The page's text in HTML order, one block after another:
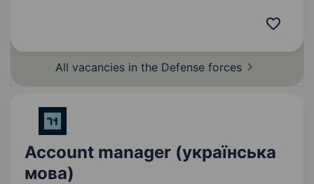
Бригада була сформована в січні 2023 року,
в бойових…
All vacancies in the Defense forces
Account manager (українська
мова)